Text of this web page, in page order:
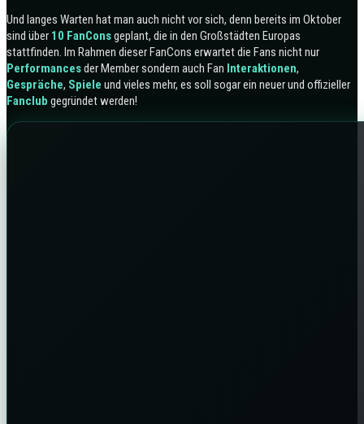
Und langes Warten hat man auch nicht vor sich, denn bereits im Oktober
sind über 10 FanConsgeplant, die in den Großstädten Europas
stattfinden. Im Rahmen dieser FanCons erwartet die Fans nicht nur
Performancesder Member sondern auch Fan Interaktionen,
Gespräche, Spiele und vieles mehr, es soll sogar ein neuer und offizieller
Fanclub gegründet werden!